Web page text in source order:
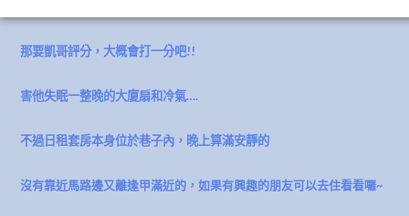
那要凱哥評分，大概會打一分吧!!
害他失眠一整晚的大廈扇和冷氣….
不過日租套房本身位於巷子內，晚上算滿安靜的
沒有靠近馬路邊又離逢甲滿近的，如果有興趣的朋友可以去住看看囉~